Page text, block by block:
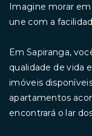
Imagine morar
une com a
Em Sapiranga,
qualidade de vida
imóveis
apartamentos
encontrará o lar